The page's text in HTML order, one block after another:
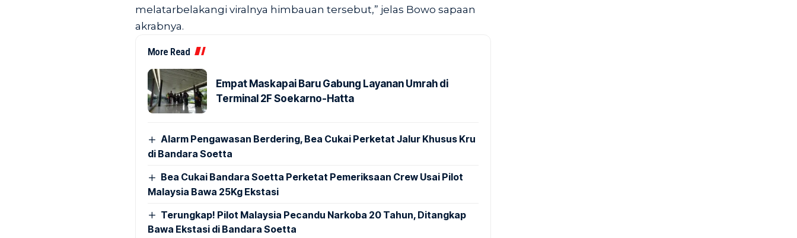
melatarbelakangi viralnya himbauan tersebut,” jelas Bowo sapaan
akrabnya.
More Read
Empat Maskapai Baru Gabung Layanan Umrah di
Terminal 2F Soekarno-Hatta
Alarm Pengawasan Berdering, Bea Cukai Perketat Jalur Khusus Kru
di Bandara Soetta
Bea Cukai Bandara Soetta Perketat Pemeriksaan Crew Usai Pilot
Malaysia Bawa 25Kg Ekstasi
Terungkap! Pilot Malaysia Pecandu Narkoba 20 Tahun, Ditangkap
Bawa Ekstasi di Bandara Soetta